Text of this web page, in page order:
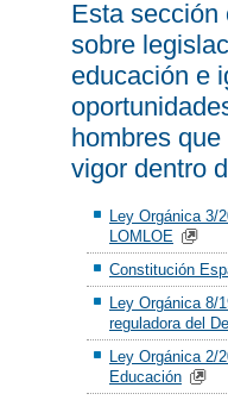
Esta sección
sobre
educación e
hombres
vigor dentro
Ley Orgánica 3/
LOMLOE
Constitución
Ley Orgánica 8/
reguladora del
Ley Orgánica 2/
Educación